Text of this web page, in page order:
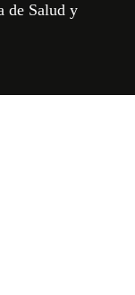
de Salud y